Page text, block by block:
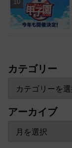
カテゴリー
アーカイブ